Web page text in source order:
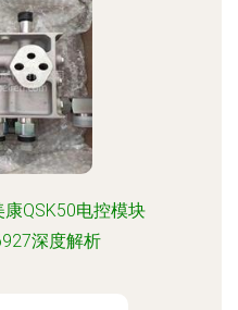
QSK50电控模块
深度解析